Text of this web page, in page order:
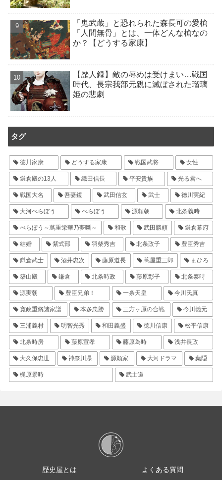
「鬼武蔵」と恐れられた森長可の愛槍
「人間無骨」とは、一体どんな槍なの
か？【どうする家康】
【歴人録】敵の辱めは受けまい…戦国
時代、長宗我部元親に滅ぼされた瑠璃
姫の悲劇
タグ
徳川家康 どうする家康 戦国武将 女性
鎌倉殿の13人 織田信長 平安貴族 光る君へ
戦国大名 吾妻鏡 武田信玄 武士 徳川実紀
大河べらぼう べらぼう 源頼朝 北条義時
べらぼう～蔦重栄華乃夢噺～ 和歌 武田勝頼 鎌倉幕府
結婚 紫式部 羽柴秀吉 北条政子 豊臣秀吉
鎌倉武士 酒井忠次 藤原道長 蔦屋重三郎 まひろ
築山殿 鎌倉 北条時政 藤原彰子 北条泰時
源実朝 豊臣兄弟！ 一条天皇 今川氏真
寛政重脩諸家譜 本多忠勝 三方ヶ原の合戦 今川義元
三浦義村 明智光秀 和田義盛 徳川信康 松平信康
北条時房 藤原宣孝 藤原為時 浅井長政
大久保忠世 神奈川県 源頼家 大河ドラマ 葉隠
梶原景時 武士道
歴史屋とは よくある質問